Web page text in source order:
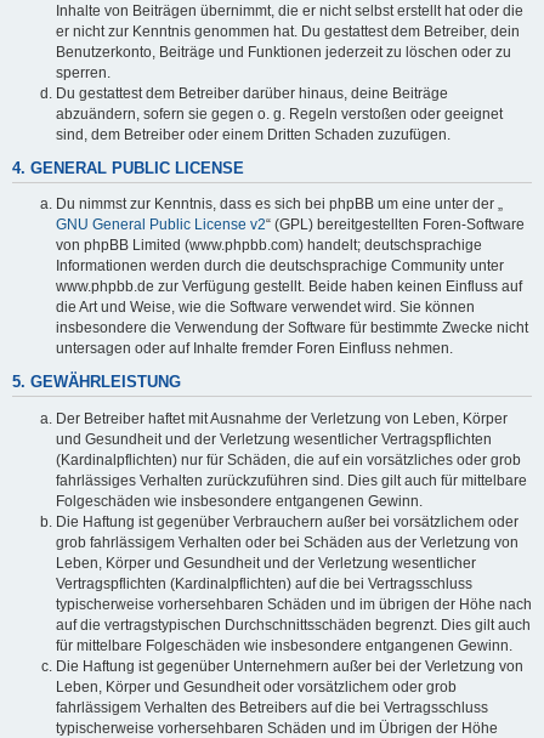
Inhalte von Beiträgen übernimmt, die er nicht selbst erstellt hat oder die
er nicht zur Kenntnis genommen hat. Du gestattest dem Betreiber, dein
Benutzerkonto, Beiträge und Funktionen jederzeit zu löschen oder zu
sperren.
Du gestattest dem Betreiber darüber hinaus, deine Beiträge
abzuändern, sofern sie gegen o. g. Regeln verstoßen oder geeignet
sind, dem Betreiber oder einem Dritten Schaden zuzufügen.
4. GENERAL PUBLIC LICENSE
Du nimmst zur Kenntnis, dass es sich bei phpBB um eine unter der „
GNU General Public License v2“ (GPL) bereitgestellten Foren-Software
von phpBB Limited (www.phpbb.com) handelt; deutschsprachige
Informationen werden durch die deutschsprachige Community unter
www.phpbb.de zur Verfügung gestellt. Beide haben keinen Einfluss auf
die Art und Weise, wie die Software verwendet wird. Sie können
insbesondere die Verwendung der Software für bestimmte Zwecke nicht
untersagen oder auf Inhalte fremder Foren Einfluss nehmen.
5. GEWÄHRLEISTUNG
Der Betreiber haftet mit Ausnahme der Verletzung von Leben, Körper
und Gesundheit und der Verletzung wesentlicher Vertragspflichten
(Kardinalpflichten) nur für Schäden, die auf ein vorsätzliches oder grob
fahrlässiges Verhalten zurückzuführen sind. Dies gilt auch für mittelbare
Folgeschäden wie insbesondere entgangenen Gewinn.
Die Haftung ist gegenüber Verbrauchern außer bei vorsätzlichem oder
grob fahrlässigem Verhalten oder bei Schäden aus der Verletzung von
Leben, Körper und Gesundheit und der Verletzung wesentlicher
Vertragspflichten (Kardinalpflichten) auf die bei Vertragsschluss
typischerweise vorhersehbaren Schäden und im übrigen der Höhe nach
auf die vertragstypischen Durchschnittsschäden begrenzt. Dies gilt auch
für mittelbare Folgeschäden wie insbesondere entgangenen Gewinn.
Die Haftung ist gegenüber Unternehmern außer bei der Verletzung von
Leben, Körper und Gesundheit oder vorsätzlichem oder grob
fahrlässigem Verhalten des Betreibers auf die bei Vertragsschluss
typischerweise vorhersehbaren Schäden und im Übrigen der Höhe